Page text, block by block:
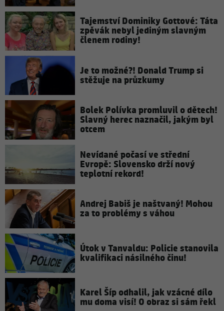
Tajemství Dominiky Gottové: Táta
zpěvák nebyl jediným slavným
členem rodiny!
Je to možné?! Donald Trump si
stěžuje na průzkumy
Bolek Polívka promluvil o dětech!
Slavný herec naznačil, jakým byl
otcem
Nevídané počasí ve střední
Evropě: Slovensko drží nový
teplotní rekord!
Andrej Babiš je naštvaný! Mohou
za to problémy s váhou
Útok v Tanvaldu: Policie stanovila
kvalifikaci násilného činu!
Karel Šíp odhalil, jak vzácné dílo
mu doma visí! O obraz si sám řekl